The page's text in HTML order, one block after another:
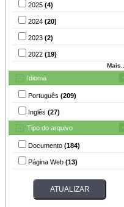
2025 (4)
2024 (20)
2023 (2)
2022 (19)
Mais...
Idioma
Português (209)
Inglês (27)
Tipo do arquivo
Documento (184)
Página Web (13)